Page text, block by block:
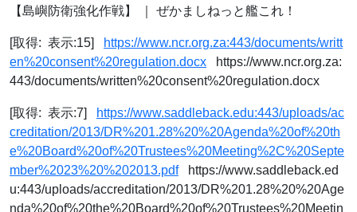
【島嶼防衛強化作戦】 ｜ ぜかましねっと艦これ！
[取得: 表示:15]
https://www.ncr.org.za:443/documents/writt
en%20consent%20regulation.docx https://www.ncr.org.za:
443/documents/written%20consent%20regulation.docx
[取得: 表示:7]
https://www.saddleback.edu:443/uploads/ac
creditation/2013/DR%201.28%20%20Agenda%20of%20th
e%20Board%20of%20Trustees%20Meeting%2C%20Septe
mber%2023%20%202013.pdfhttps://www.saddleback.ed
u:443/uploads/accreditation/2013/DR%201.28%20%20Age
nda%20of%20the%20Board%20of%20Trustees%20Meetin